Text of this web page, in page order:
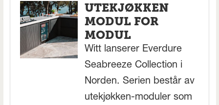
UTEKJØKKEN
MODUL FOR
MODUL
Witt lanserer Everdure
Seabreeze Collection i
Norden. Serien består av
utekjøkken-moduler som